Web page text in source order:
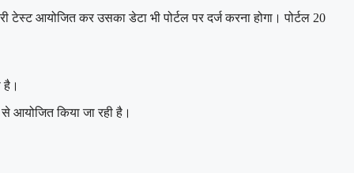
आयोजित कर उसका डेटा भी पोर्टल पर दर्ज करना होगा। पोर्टल 20
है।
से आयोजित किया जा रही है।